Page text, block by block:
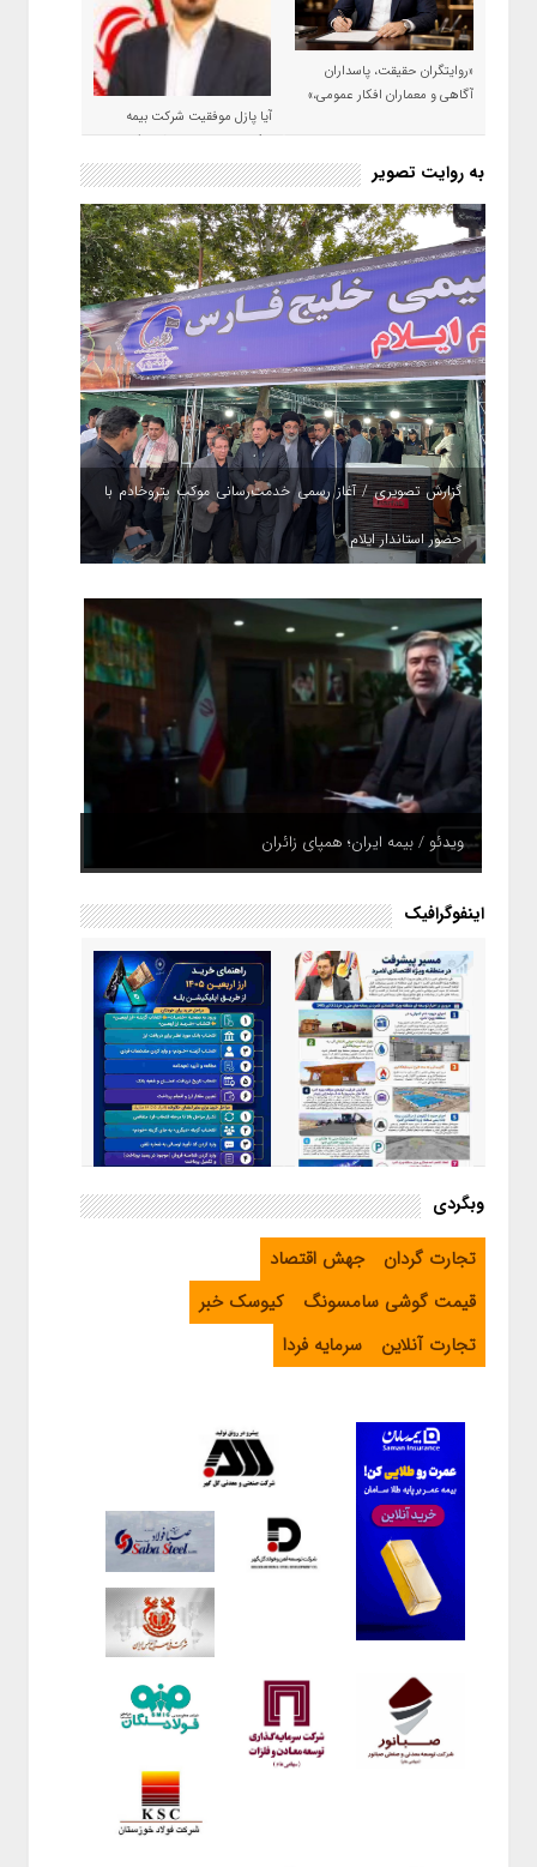
«روایتگران حقیقت، پاسداران
آگاهی و معماران افکار عمومی،»
آیا پازل موفقیت شرکت بیمه
حکمت صبا در سال ۱۴۰۵ کامل می
شود؟!
به روایت تصویر
گزارش تصویری / آغاز رسمی خدمت‌رسانی موکب پتروخادم با
حضور استاندار ایلام
ویدئو / بیمه ایران؛ همپای زائران
اینفوگرافیک
اینفوگرافیک / مسیر پیشرفت در
منطقه ویژه اقتصادی لامرد
اینفوگرافیک / راهنمای خرید ارز
اربعین از طریق اپلیکیشن بله
وبگردی
تجارت گردان
جهش اقتصاد
قیمت گوشی سامسونگ
کیوسک خبر
تجارت آنلاین
سرمایه فردا